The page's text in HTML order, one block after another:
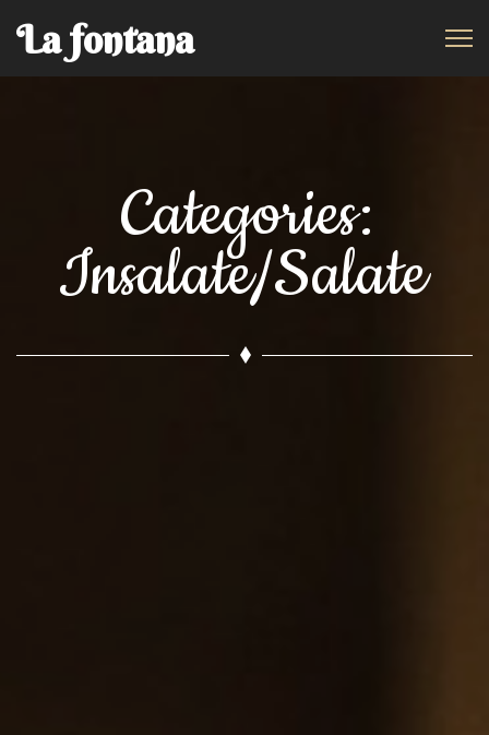
La fontana
Categories:
Insalate/Salate